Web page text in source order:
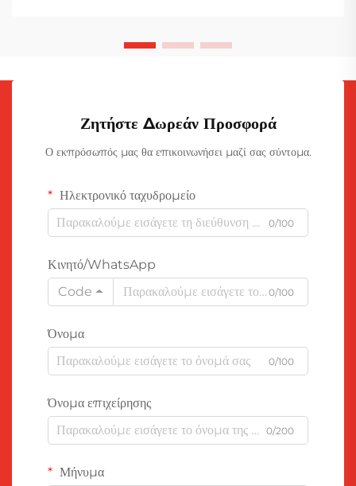
Ζητήστε Δωρεάν Προσφορά
Ο εκπρόσωπός μας θα επικοινωνήσει μαζί σας σύντομα.
Ηλεκτρονικό ταχυδρομείο
0/100
Κινητό/WhatsApp
Code
0/100
Όνομα
0/100
Όνομα επιχείρησης
0/200
Μήνυμα